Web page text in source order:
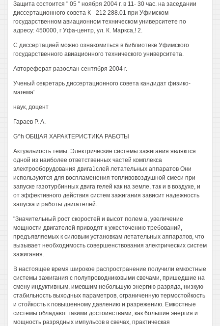
Защита состоится " 05 " ноября 2004 г. в 11- 30 час. на заседании
диссертационного совета К - 212 288.01 при Уфимском
государственном авиационном техническом университете по
адресу: 450000, г Уфа-центр, ул. К. Маркса,! 2.
С диссертацией можно ознакомиться в библиотеке Уфимского
государственного авиационного технического университета.
Автореферат разослан сентября 2004 г.
Ученый секретарь диссертационного совета кандидат физико-
магема'
наук, доцент
Гараев Р. А.
G^h ОБЩАЯ ХАРАКТЕРИСТИКА РАБОТЫ
Актуальиость темы. Электрические системы зажигания являкпся
одной из наиболее ответственных частей комплекса
электрооборудования двига1слей летательных аппаратов Они
используются для воспламенения топливовоздушной смеси при
запуске газотурбинных двига гелей как на земле, так и в воздухе, и
от эффективного действия систем зажигания зависит надежность
запуска и работы двигателей.
"Значительный рост скоростей и высот полем а, увеличение
мощности двигателей приводят к ужесточению требований,
предъявляемых к силовым установкам летательных аппаратов, что
вызывает необходимость совершенствования электрических систем
зажигания.
В настоящее время широкое распространение получили емкостные
системы зажигания с полупроводниковыми свечами, пришедшие на
смену индуктивным, имевшим небольшую энергию разряда, низкую
стабильность выходных параметров, ограниченную термостойкость
и стойкость к повышенному давлению и разрежению. Емкостные
системы обладают такими достоинствами, как большие энергия и
мощность разрядных импульсов в свечах, практическая